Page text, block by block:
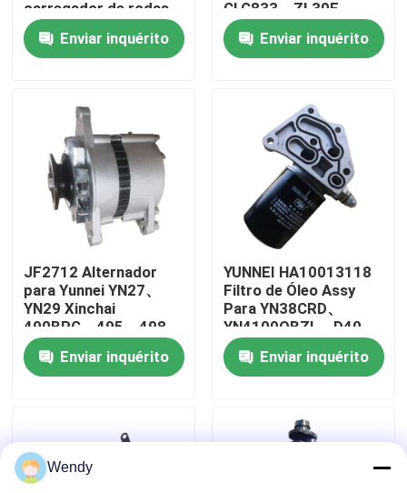
Produtos
Sobre nós
Excursão da fábrica
Contacte-nos
Notícia
Blogue
carregador de rodas
LIUGONG CLG908D、
CLG915D、CLG920D /
CLG920、CLG922D /
Enviar inquérito
CLG833、ZL30E、
ZL30G、ZL30CN、
CLG835H、
CLG836H、CLG842H
Enviar inquérito
JF2712 Alternador
para Yunnei YN27、
YN29 Xinchai
490BPG、495、498
Yuchai YC4F、YC4D
Parte sobressalente
do motor
Enviar inquérito
YUNNEI HA10013118
Filtro de Óleo Assy
Para YN38CRD、
YN4100QBZL、D40、
D45、4102QB Peças
sobressalentes do
motor
Enviar inquérito
Wendy